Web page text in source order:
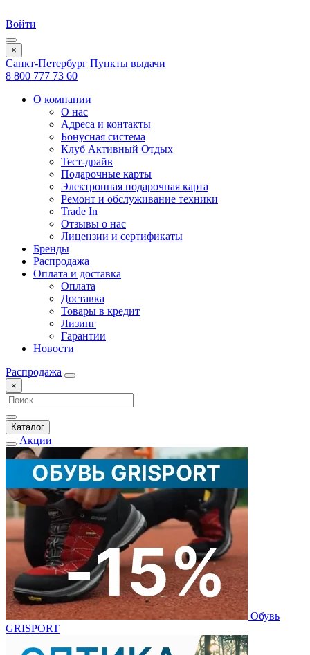
Войти
×
Санкт-Петербург Пункты выдачи
8 800 777 73 60
О компании
О нас
Адреса и контакты
Бонусная система
Клуб Активный Отдых
Тест-драйв
Подарочные карты
Электронная подарочная карта
Ремонт и обслуживание техники
Trade In
Отзывы о нас
Лицензии и сертификаты
Бренды
Распродажа
Оплата и доставка
Оплата
Доставка
Товары в кредит
Лизинг
Гарантии
Новости
Распродажа
×
Каталог
Акции
Обувь
GRISPORT